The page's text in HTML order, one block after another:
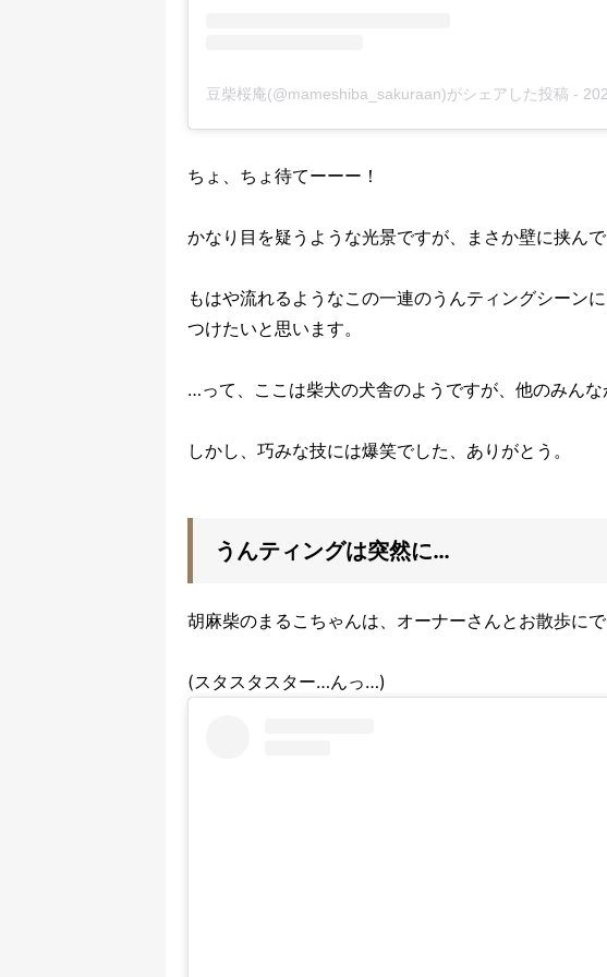
豆柴桜庵(@mameshiba_sakuraan)がシェアした投稿 -
ちょ、ちょ待てーーー！
かなり目を疑うような光景ですが、まさか壁に挟んで
もはや流れるようなこの一連のうんティングシーン
つけたいと思います。
…って、ここは柴犬の犬舎のようですが、他のみんな
しかし、巧みな技には爆笑でした、ありがとう。
うんティングは突然に…
胡麻柴のまるこちゃんは、オーナーさんとお散歩にで
(スタスタスター…んっ…)